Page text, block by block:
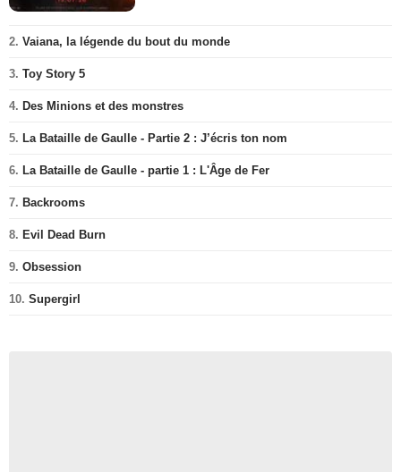
2. Vaiana, la légende du bout du monde
3. Toy Story 5
4. Des Minions et des monstres
5. La Bataille de Gaulle - Partie 2 : J’écris ton nom
6. La Bataille de Gaulle - partie 1 : L'Âge de Fer
7. Backrooms
8. Evil Dead Burn
9. Obsession
10. Supergirl